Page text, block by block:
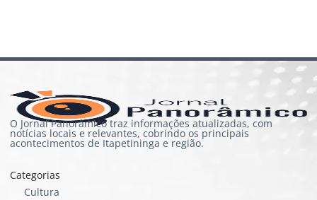
O Jornal Panorâmico traz informações atualizadas, com
notícias locais e relevantes, cobrindo os principais
acontecimentos de Itapetininga e região.
Categorias
Cultura